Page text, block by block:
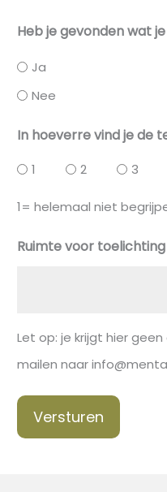
Heb je gevonden wat
Ja
Nee
In hoeverre vind je de
1 2 3
1= helemaal niet
Ruimte voor
Let op: je krijgt hier
mailen naar
Versturen